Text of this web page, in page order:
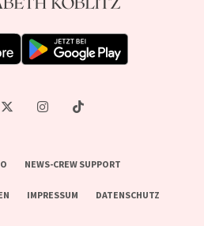
NEWS-CREW SUPPORT
IMPRESSUM DATENSCHUTZ